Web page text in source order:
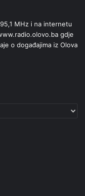
MHz i na internetu
gdje
o događajima iz Olova